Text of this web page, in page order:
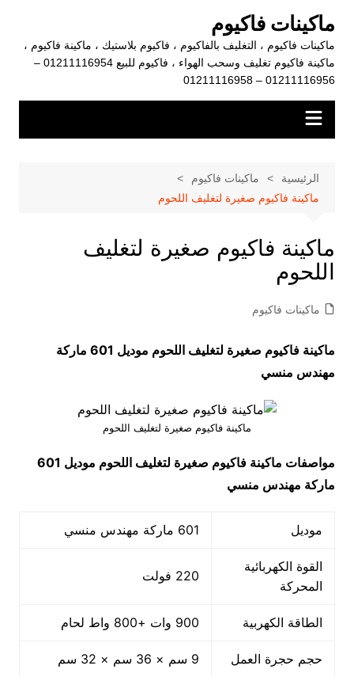
المحتوى
ماكينات فاكيوم
ماكينات فاكيوم ، التغليف بالفاكيوم ، فاكيوم بلاستيك ، ماكينة فاكيوم ،
ماكينة فاكيوم تغليف وسحب الهواء ، فاكيوم للبيع 01211116954 –
01211116956 – 01211116958
الرئيسية
ماكينات فاكيوم
ماكينة فاكيوم صغيرة لتغليف اللحوم
ماكينة فاكيوم صغيرة لتغليف
اللحوم
ماكينات فاكيوم
ماكينة فاكيوم صغيرة لتغليف اللحوم موديل 601 ماركة
مهندس منسي
ماكينة فاكيوم صغيرة لتغليف اللحوم
مواصفات ماكينة فاكيوم صغيرة لتغليف اللحوم
موديل 601
ماركة مهندس منسي
موديل 601 ماركة مهندس منسي
القوة الكهربائية
المحركة
220 فولت
الطاقة الكهربية 900 وات +800 واط لحام
حجم حجرة العمل 9 سم × 36 سم × 32 سم